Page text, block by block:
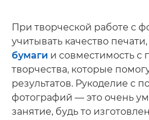
При творческой работе с
учитывать качество
бумаги и совместимость
творчества, которые
результатов. Рукоделие с
фотографий — это очень
занятие, будь то